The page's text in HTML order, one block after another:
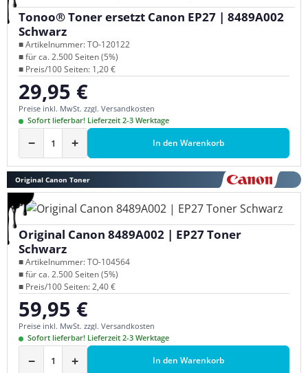
Tonoo® Toner ersetzt Canon EP27 | 8489A002
Schwarz
■ Artikelnummer: TO-120122
■ für ca. 2.500 Seiten (5%)
■ Preis/100 Seiten: 1,20 €
Regulärer Preis:
29,95 €
Preise inkl. MwSt. zzgl. Versandkosten
Sofort lieferbar! Lieferzeit 2-3 Werktage
− + In den Warenkorb
Original Canon Toner
Original Canon 8489A002 | EP27 Toner
Schwarz
■ Artikelnummer: TO-104564
■ für ca. 2.500 Seiten (5%)
■ Preis/100 Seiten: 2,40 €
Regulärer Preis:
59,95 €
Preise inkl. MwSt. zzgl. Versandkosten
Sofort lieferbar! Lieferzeit 2-3 Werktage
− + In den Warenkorb